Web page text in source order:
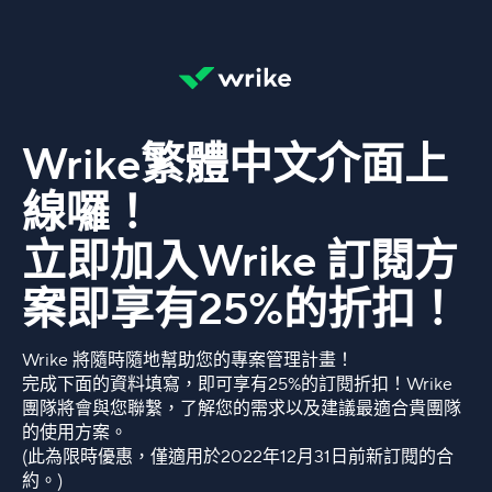
Wrike繁體中文介面上
線囉！
立即加入Wrike 訂閱方
案即享有25%的折扣！
Wrike 將隨時隨地幫助您的專案管理計畫！
完成下面的資料填寫，即可享有25%的訂閱折扣！Wrike
團隊將會與您聯繫，了解您的需求以及建議最適合貴團隊
的使用方案。
(此為限時優惠，僅適用於2022年12月31日前新訂閱的合
約。)